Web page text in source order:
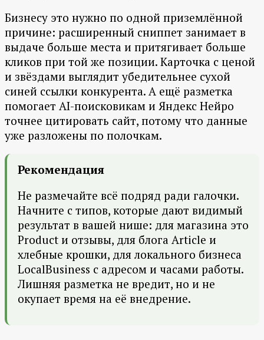
Бизнесу это нужно по одной приземлённой
причине: расширенный сниппет занимает в
выдаче больше места и притягивает больше
кликов при той же позиции. Карточка с ценой
и звёздами выглядит убедительнее сухой
синей ссылки конкурента. А ещё разметка
помогает AI-поисковикам и Яндекс Нейро
точнее цитировать сайт, потому что данные
уже разложены по полочкам.
Рекомендация
Не размечайте всё подряд ради галочки.
Начните с типов, которые дают видимый
результат в вашей нише: для магазина это
Product и отзывы, для блога Article и
хлебные крошки, для локального бизнеса
LocalBusiness с адресом и часами работы.
Лишняя разметка не вредит, но и не
окупает время на её внедрение.